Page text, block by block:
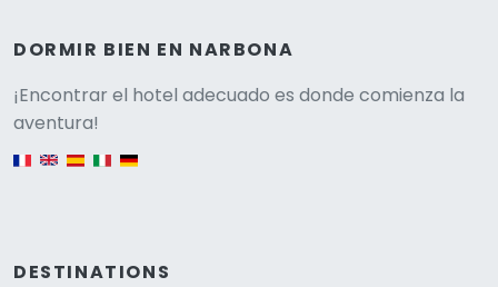
DORMIR BIEN EN NARBONA
¡Encontrar el hotel adecuado es donde comienza la
aventura!
English version
DESTINATIONS